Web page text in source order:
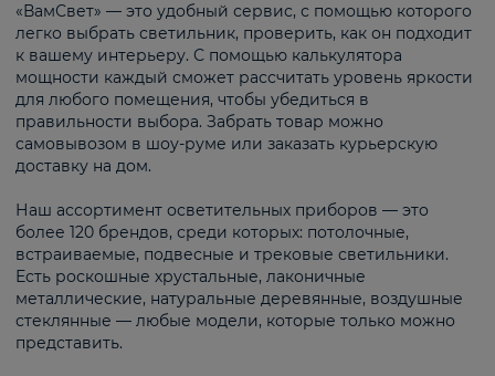
«ВамСвет» — это удобный сервис, с помощью которого
легко выбрать светильник, проверить, как он подходит
к вашему интерьеру. С помощью калькулятора
мощности каждый сможет рассчитать уровень яркости
для любого помещения, чтобы убедиться в
правильности выбора. Забрать товар можно
самовывозом в шоу-руме или заказать курьерскую
доставку на дом.
Наш ассортимент осветительных приборов — это
более 120 брендов, среди которых: потолочные,
встраиваемые, подвесные и трековые светильники.
Есть роскошные хрустальные, лаконичные
металлические, натуральные деревянные, воздушные
стеклянные — любые модели, которые только можно
представить.